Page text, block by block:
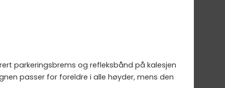
parkeringsbrems og refleksbånd på kalesjen
passer for foreldre i alle høyder, mens den